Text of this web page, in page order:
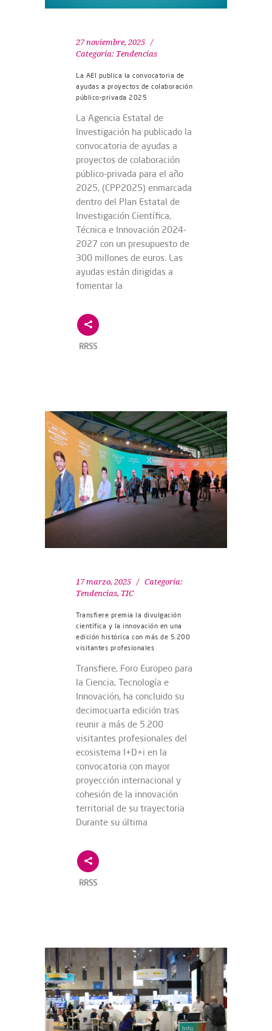
27 noviembre, 2025
Categoría: Tendencias
La AEI publica la convocatoria de
ayudas a proyectos de colaboración
público-privada 2025
La Agencia Estatal de
Investigación ha publicado la
convocatoria de ayudas a
proyectos de colaboración
público-privada para el año
2025, (CPP2025) enmarcada
dentro del Plan Estatal de
Investigación Científica,
Técnica e Innovación 2024-
2027 con un presupuesto de
300 millones de euros. Las
ayudas están dirigidas a
fomentar la
RRSS
17 marzo, 2025
Categoría:
Tendencias, TIC
Transfiere premia la divulgación
científica y la innovación en una
edición histórica con más de 5.200
visitantes profesionales
Transfiere, Foro Europeo para
la Ciencia, Tecnología e
Innovación, ha concluido su
decimocuarta edición tras
reunir a más de 5.200
visitantes profesionales del
ecosistema I+D+i en la
convocatoria con mayor
proyección internacional y
cohesión de la innovación
territorial de su trayectoria
Durante su última
RRSS